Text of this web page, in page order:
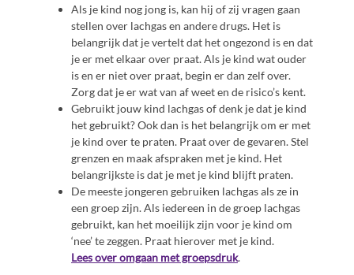
Als je kind nog jong is, kan hij of zij vragen gaan
stellen over lachgas en andere drugs. Het is
belangrijk dat je vertelt dat het ongezond is en dat
je er met elkaar over praat. Als je kind wat ouder
is en er niet over praat, begin er dan zelf over.
Zorg dat je er wat van af weet en de risico’s kent.
Gebruikt jouw kind lachgas of denk je dat je kind
het gebruikt? Ook dan is het belangrijk om er met
je kind over te praten. Praat over de gevaren. Stel
grenzen en maak afspraken met je kind. Het
belangrijkste is dat je met je kind blijft praten.
De meeste jongeren gebruiken lachgas als ze in
een groep zijn. Als iedereen in de groep lachgas
gebruikt, kan het moeilijk zijn voor je kind om
‘nee’ te zeggen. Praat hierover met je kind.
Lees over omgaan met groepsdruk.